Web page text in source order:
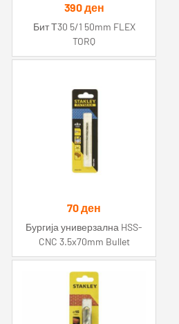
390ден
Бит Т30 5/1 50mm FLEX
TORQ
70ден
Бургија универзална HSS-
CNC 3.5x70mm Bullet